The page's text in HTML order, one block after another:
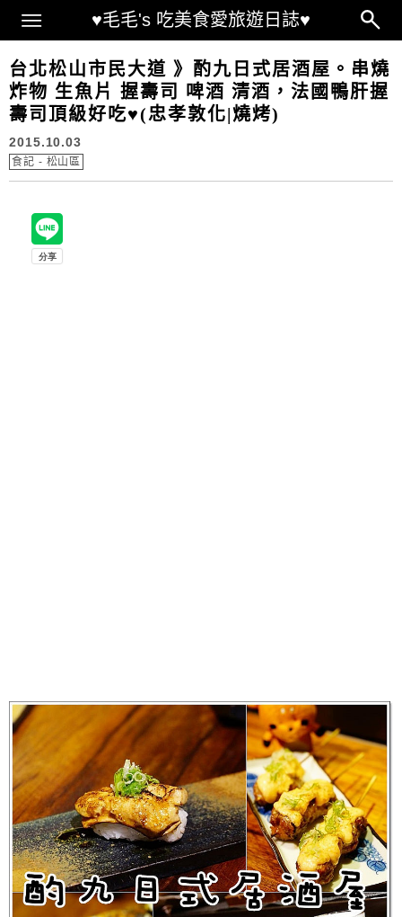
♥毛毛's 吃美食愛旅遊日誌♥
Main Menu
台北松山市民大道 》酌九日式居酒屋。串燒
炸物 生魚片 握壽司 啤酒 清酒，法國鴨肝握
壽司頂級好吃♥(忠孝敦化|燒烤)
2015.10.03
食記 - 松山區